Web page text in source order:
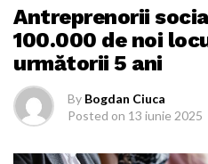
Antreprenorii
100.000 de noi
următorii 5 ani
By Bogdan Ciuca
Posted on 13 iunie 2025